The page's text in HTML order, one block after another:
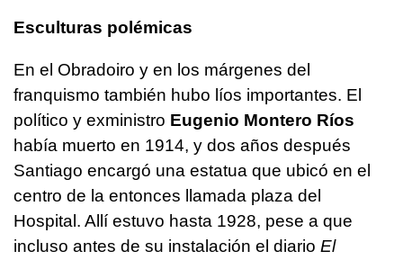
Esculturas polémicas
En el Obradoiro y en los márgenes del
franquismo también hubo líos importantes. El
político y exministro Eugenio Montero Ríos
había muerto en 1914, y dos años después
Santiago encargó una estatua que ubicó en el
centro de la entonces llamada plaza del
Hospital. Allí estuvo hasta 1928, pese a que
incluso antes de su instalación el diario El